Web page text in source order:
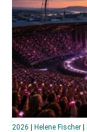
2026 Helene Fischer